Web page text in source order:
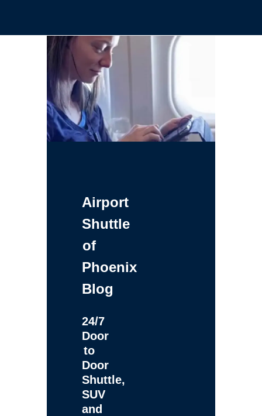
Airport
Shuttle
of
Phoenix
Blog
24/7
Door
to
Door
Shuttle,
SUV
and